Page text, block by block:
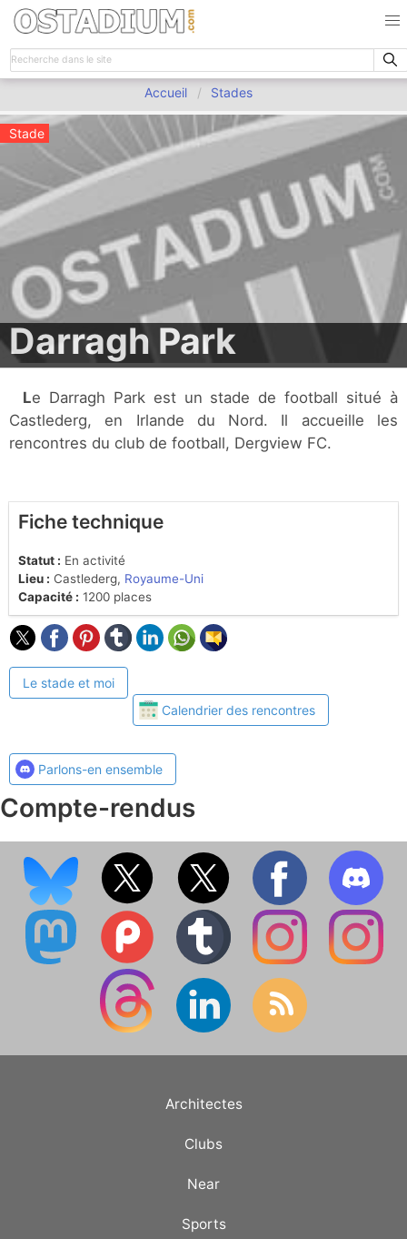
Accueil Stades
Stade
Darragh Park
Le Darragh Park est un stade de football situé à
Castlederg, en Irlande du Nord. Il accueille les
rencontres du club de football, Dergview FC.
Fiche technique
Statut : En activité
Lieu : Castlederg, Royaume-Uni
Capacité : 1200 places
Le stade et moi
Calendrier des rencontres
Parlons-en ensemble
Compte-rendus
Architectes
Clubs
Near
Sports